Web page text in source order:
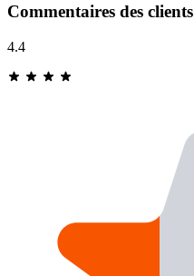
Commentaires des clients
4.4